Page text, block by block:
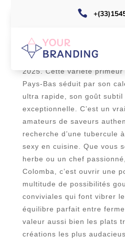

La pomme de terre
star incontestée des
2025. Cette variété
Pays-Bas séduit par son
ultra rapide, son goût subtil
exceptionnelle. C’est un
amateurs de saveurs
recherche d’une tubercule
sexy en cuisine. Que vous
herbe ou un chef
Colomba, c’est ouvrir une
multitude de possibilités
conviviales qui font vibrer
équilibre parfait entre
valeur aussi bien les plats
créations les plus